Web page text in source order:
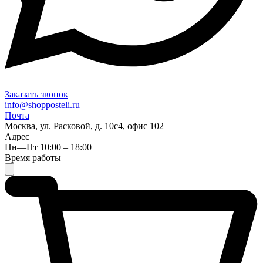
Заказать звонок
info@shopposteli.ru
Почта
Москва, ул. Расковой, д. 10с4, офис 102
Адрес
Пн—Пт 10:00 – 18:00
Время работы